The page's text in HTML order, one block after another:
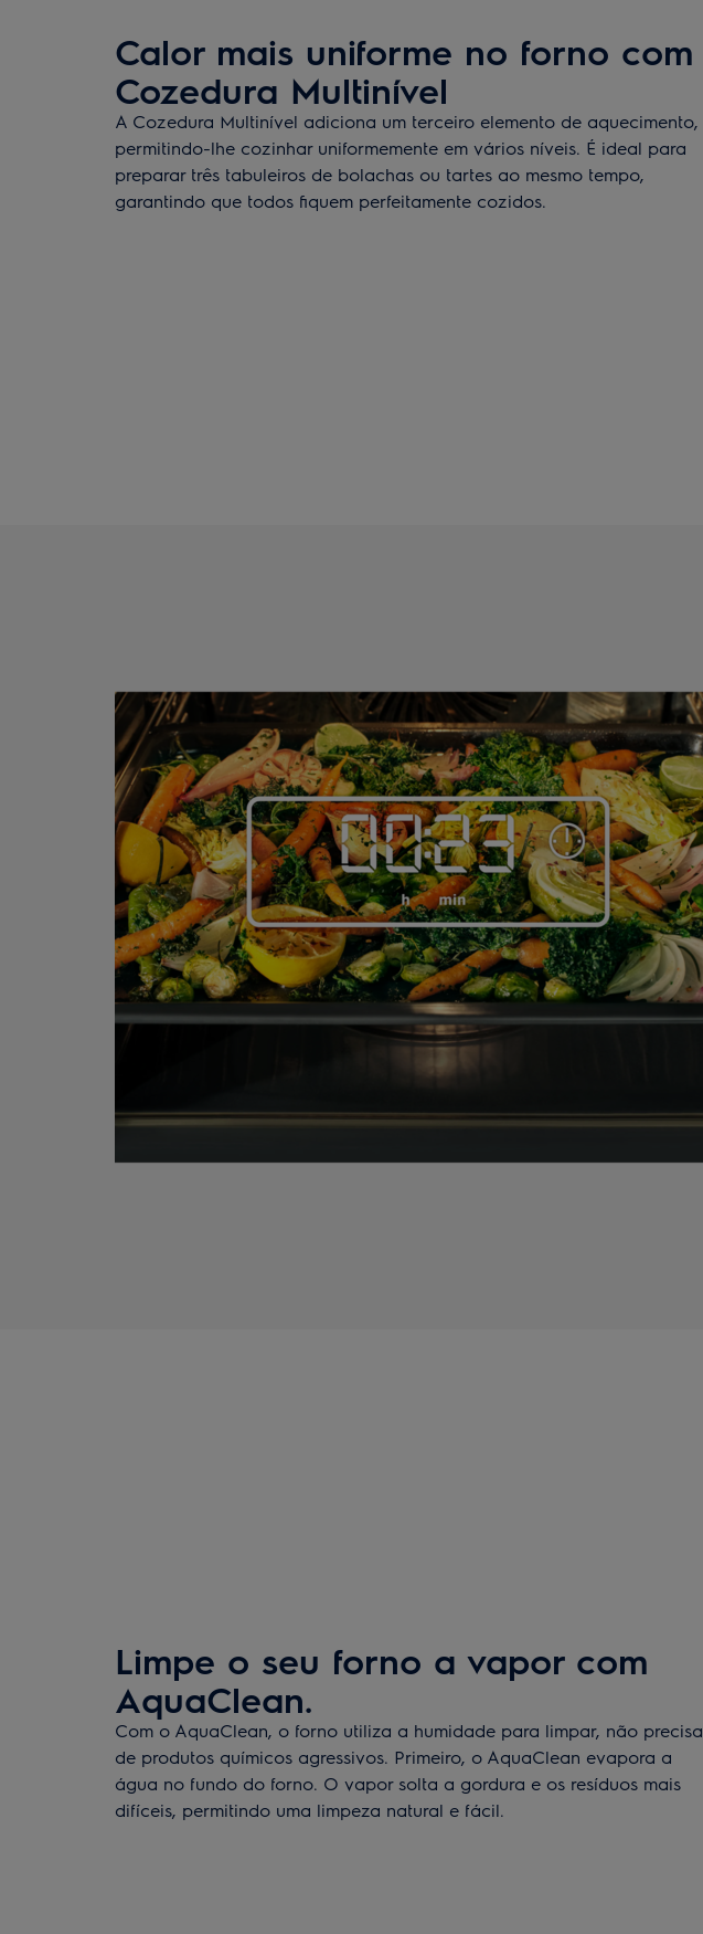
Calor mais uniforme no forno com
Cozedura Multinível
A Cozedura Multinível adiciona um terceiro elemento de aquecimento,
permitindo-lhe cozinhar uniformemente em vários níveis. É ideal para
preparar três tabuleiros de bolachas ou tartes ao mesmo tempo,
garantindo que todos fiquem perfeitamente cozidos.
Limpe o seu forno a vapor com
AquaClean.
Com o AquaClean, o forno utiliza a humidade para limpar, não precisa
de produtos químicos agressivos. Primeiro, o AquaClean evapora a
água no fundo do forno. O vapor solta a gordura e os resíduos mais
difíceis, permitindo uma limpeza natural e fácil.